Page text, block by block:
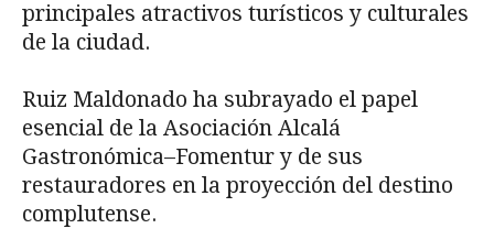
principales atractivos turísticos y culturales
de la ciudad.
Ruiz Maldonado ha subrayado el papel
esencial de la Asociación Alcalá
Gastronómica–Fomentur y de sus
restauradores en la proyección del destino
complutense.